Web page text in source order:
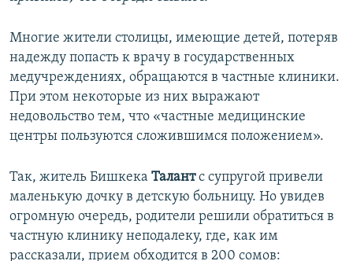
Многие жители столицы, имеющие детей, потеряв
надежду попасть к врачу в государственных
медучреждениях, обращаются в частные клиники.
При этом некоторые из них выражают
недовольство тем, что «частные медицинские
центры пользуются сложившимся положением».
Так, житель Бишкека Талантс супругой привели
маленькую дочку в детскую больницу. Но увидев
огромную очередь, родители решили обратиться в
частную клинику неподалеку, где, как им
рассказали, прием обходится в 200 сомов: